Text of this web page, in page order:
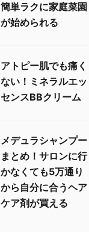
簡単ラクに家庭菜園
が始められる
アトピー肌でも痛く
ない！ミネラルエッ
センスBBクリーム
メデュラシャンプー
まとめ！サロンに行
かなくても5万通り
から自分に合うヘア
ケア剤が買える